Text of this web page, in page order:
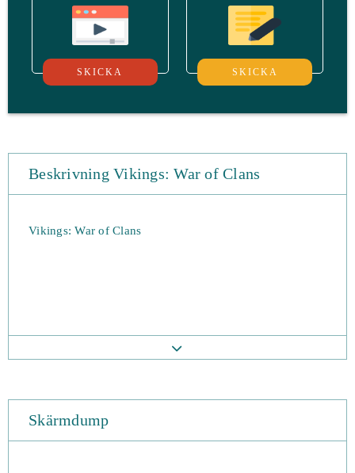
SKICKA SKICKA
Beskrivning Vikings: War of Clans
Vikings: War of Clans
Skärmdump